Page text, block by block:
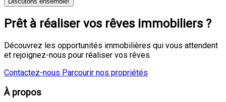
Prêt à réaliser vos rêves immobiliers ?
Découvrez les opportunités immobilières qui vous attendent
et rejoignez-nous pour réaliser vos rêves.
Contactez-nous Parcourir nos propriétés
À propos